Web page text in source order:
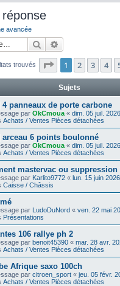
avancée
Rechercher
trouvés Page 1sur14
1 2 3 4
Sujets
4 panneaux de porte carbone
par OkCmoua « dim. 05 juil.
Achats / Ventes Pièces détachées
arceau 6 points boulonné
par OkCmoua « dim. 05 juil.
Achats / Ventes Pièces détachées
mastervac ou suppression
par Karlito9772 « lun. 15 juin
Caisse / Châssis
par LudoDuNord « ven. 22 mai
Présentations
106 rallye ph 2
par benoit45390 « mar. 28 avr.
Achats / Ventes Pièces détachées
Afrique saxo 100ch
par citroen_sport « jeu. 05 févr.
Achats / Ventes Pièces détachées